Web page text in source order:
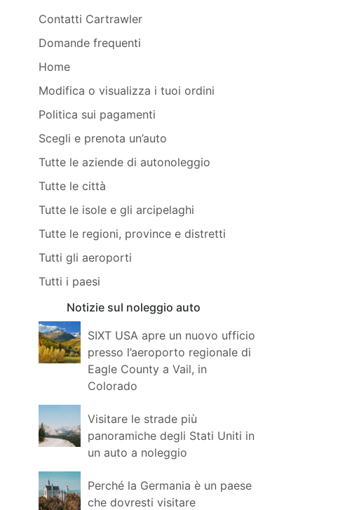
Contatti Cartrawler
Domande frequenti
Home
Modifica o visualizza i tuoi ordini
Politica sui pagamenti
Scegli e prenota un’auto
Tutte le aziende di autonoleggio
Tutte le città
Tutte le isole e gli arcipelaghi
Tutte le regioni, province e distretti
Tutti gli aeroporti
Tutti i paesi
Notizie sul noleggio auto
SIXT USA apre un nuovo ufficio
presso l’aeroporto regionale di
Eagle County a Vail, in
Colorado
Visitare le strade più
panoramiche degli Stati Uniti in
un auto a noleggio
Perché la Germania è un paese
che dovresti visitare